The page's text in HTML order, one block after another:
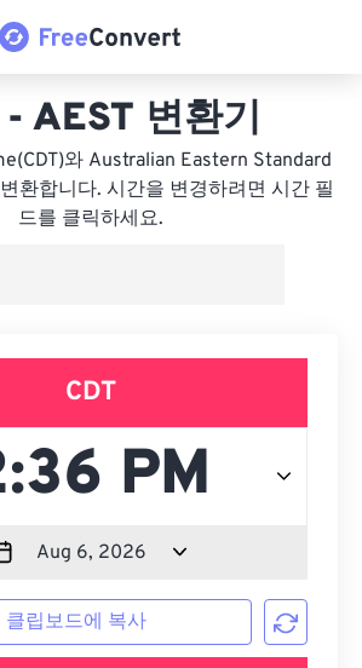
AEST 변환기
와 Australian Eastern Standard
환합니다. 시간을 변경하려면 시간 필
드를 클릭하세요.
CDT
클립보드에 복사